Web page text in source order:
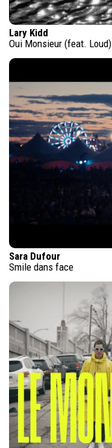
Lary Kidd
Oui Monsieur (feat. Loud)
Sara Dufour
Smile dans face